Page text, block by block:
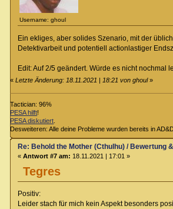
Username: ghoul
Ein ekliges, aber solides Szenario, mit der
Detektivarbeit und potentiell actionlastiger
Edit: Auf 2/5 geändert. Würde es nicht nochmal
«Letzte Änderung: 18.11.2021 | 18:21 von ghoul»
Tactician: 96%
PESA hilft!
PESA diskutiert
Desweiteren: Alle deine Probleme wurden bereits in
Tegres
Re: Behold the Mother (Cthulhu) / Bewertung
« Antwort #7 am: 18.11.2021 | 17:01 »
Positiv:
Leider stach für mich kein Aspekt besonders